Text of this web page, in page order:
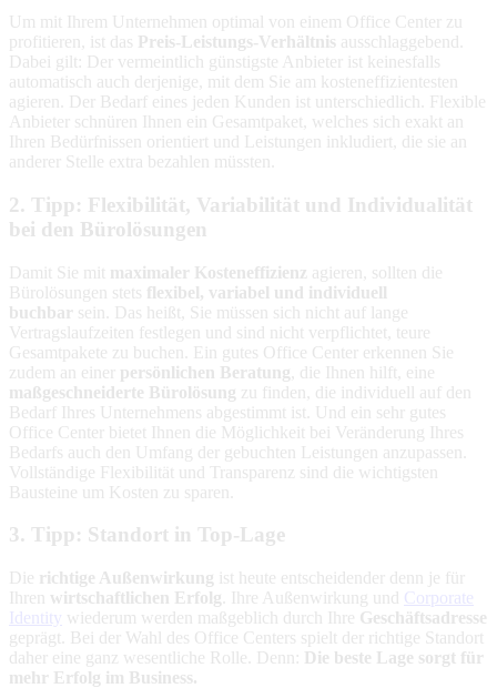
Um mit Ihrem Unternehmen optimal von einem Office Center zu
profitieren, ist das Preis-Leistungs-Verhältnis ausschlaggebend.
Dabei gilt: Der vermeintlich günstigste Anbieter ist keinesfalls
automatisch auch derjenige, mit dem Sie am kosteneffizientesten
agieren. Der Bedarf eines jeden Kunden ist unterschiedlich. Flexible
Anbieter schnüren Ihnen ein Gesamtpaket, welches sich exakt an
Ihren Bedürfnissen orientiert und Leistungen inkludiert, die sie an
anderer Stelle extra bezahlen müssten.
2. Tipp: Flexibilität, Variabilität und Individualität
bei den Bürolösungen
Damit Sie mit maximaler Kosteneffizienz agieren, sollten die
Bürolösungen stets flexibel, variabel und individuell
buchbar sein. Das heißt, Sie müssen sich nicht auf lange
Vertragslaufzeiten festlegen und sind nicht verpflichtet, teure
Gesamtpakete zu buchen. Ein gutes Office Center erkennen Sie
zudem an einer persönlichen Beratung , die Ihnen hilft, eine
maßgeschneiderte Bürolösung zu finden, die individuell auf den
Bedarf Ihres Unternehmens abgestimmt ist. Und ein sehr gutes
Office Center bietet Ihnen die Möglichkeit bei Veränderung Ihres
Bedarfs auch den Umfang der gebuchten Leistungen anzupassen.
Vollständige Flexibilität und Transparenz sind die wichtigsten
Bausteine um Kosten zu sparen.
3. Tipp: Standort in Top-Lage
Die richtige Außenwirkung ist heute entscheidender denn je für
Ihren wirtschaftlichen Erfolg . Ihre Außenwirkung und Corporate
Identity wiederum werden maßgeblich durch Ihre Geschäftsadresse
geprägt. Bei der Wahl des Office Centers spielt der richtige Standort
daher eine ganz wesentliche Rolle. Denn:
Die beste Lage sorgt für
mehr Erfolg im Business.